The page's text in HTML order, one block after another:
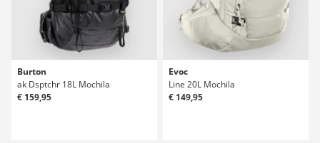
Burton
ak Dsptchr 18L Mochila
€ 159,95
Evoc
Line 20L Mochila
€ 149,95